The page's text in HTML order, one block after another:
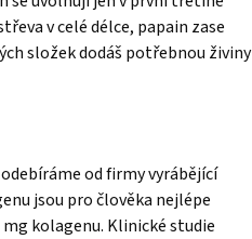
v celé délce, papain zase
složek dodáš potřebnou živiny
od firmy vyrábějící
jsou pro člověka nejlépe
kolagenu. Klinické studie